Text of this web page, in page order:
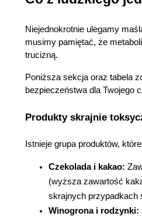
Niejednokrotnie ulegamy
musimy pamiętać, że
trucizną.
Poniższa sekcja oraz tabela
bezpieczeństwa dla Twojego
Produkty skrajnie
Istnieje grupa produktów,
Czekolada i kakao:
(wyższa zawartość
skrajnych przypadkach
Winogrona i rodzynki: